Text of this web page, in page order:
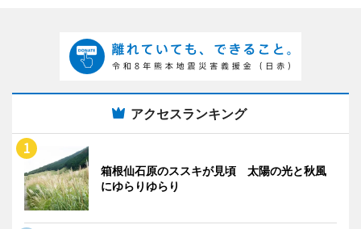
アクセスランキング
箱根仙石原のススキが見頃 太陽の光と秋風
にゆらりゆらり